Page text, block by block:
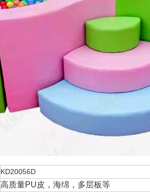
KD20056D
高质量PU皮，海绵，多层板等